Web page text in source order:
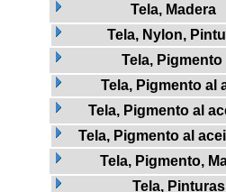
Tela, Madera
Tela, Nylon,
Tela, Pigmento
Tela, Pigmento al
Tela, Pigmento al
Tela, Pigmento al
Tela, Pigmento,
Tela, Pinturas